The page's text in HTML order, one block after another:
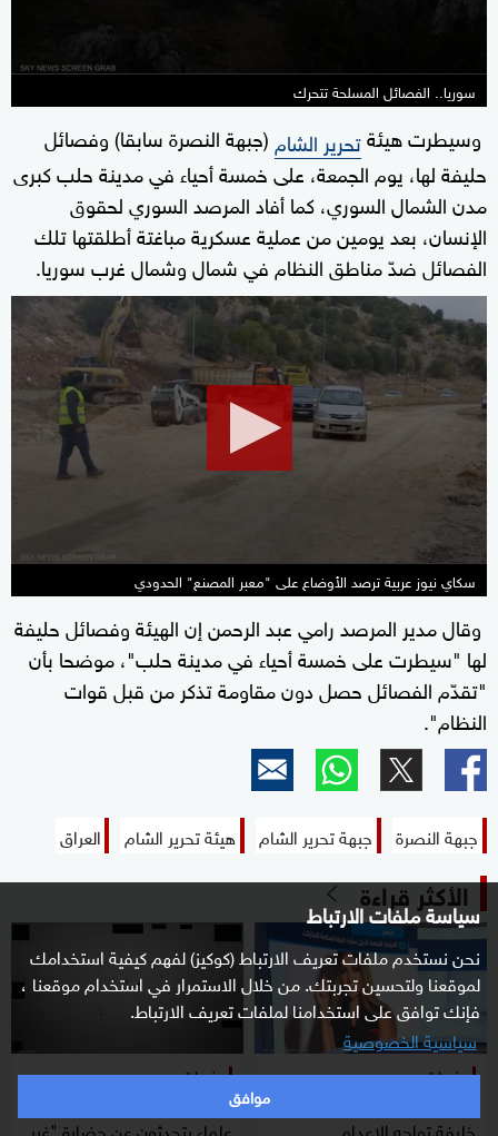
سياسة ملفات الارتباط
نحن نستخدم ملفات تعريف الارتباط (كوكيز) لفهم كيفية استخدامك
لموقعنا ولتحسين تجربتك. من خلال الاستمرار في استخدام موقعنا ،
فإنك توافق على استخدامنا لملفات تعريف الارتباط.
سياسية الخصوصية
موافق
سوريا.. الفصائل المسلحة تتحرك
وسيطرت هيئةتحرير الشام (جبهة النصرة سابقا) وفصائل
حليفة لها، يوم الجمعة، على خمسة أحياء في مدينة حلب كبرى
مدن الشمال السوري، كما أفاد المرصد السوري لحقوق
الإنسان، بعد يومين من عملية عسكرية مباغتة أطلقتها تلك
الفصائل ضدّ مناطق النظام في شمال وشمال غرب سوريا.
seconds
2
minutes,
14
seconds
سكاي نيوز عربية ترصد الأوضاع على "معبر المصنع" الحدودي
وقال مدير المرصد رامي عبد الرحمن إن الهيئة وفصائل حليفة
لها "سيطرت على خمسة أحياء في مدينة حلب"، موضحا بأن
"تقدّم الفصائل حصل دون مقاومة تذكر من قبل قوات
النظام".
جبهة النصرة جبهة تحرير الشام هيئة تحرير الشام العراق
الأكثر قراءة
منوعات
من الاستديو إلى المفتي.. سارة
خليفة تواجه الإعدام
منوعات
أجسام غامضة قرب القمر..
علماء يتحدثون عن حضارة "غير